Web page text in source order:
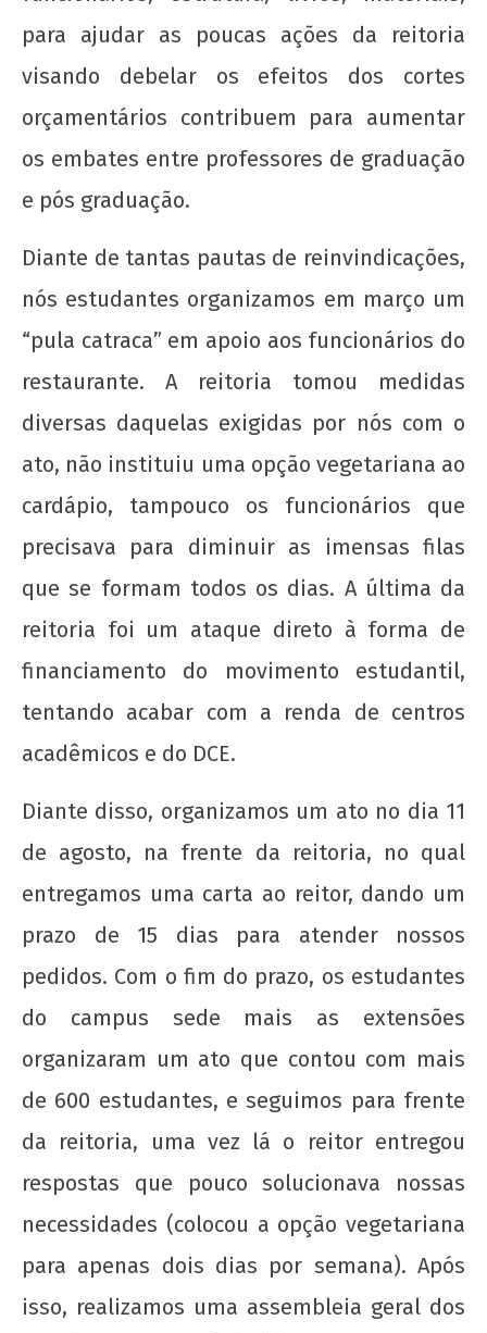
wp-
admin
para ajudar as poucas ações da reitoria
visando debelar os efeitos dos cortes
orçamentários contribuem para aumentar
os embates entre professores de graduação
e pós graduação.
Diante de tantas pautas de reinvindicações,
nós estudantes organizamos em março um
“pula catraca” em apoio aos funcionários do
restaurante. A reitoria tomou medidas
diversas daquelas exigidas por nós com o
ato, não instituiu uma opção vegetariana ao
cardápio, tampouco os funcionários que
precisava para diminuir as imensas filas
que se formam todos os dias. A última da
reitoria foi um ataque direto à forma de
financiamento do movimento estudantil,
tentando acabar com a renda de centros
acadêmicos e do DCE.
Diante disso, organizamos um ato no dia 11
de agosto, na frente da reitoria, no qual
entregamos uma carta ao reitor, dando um
prazo de 15 dias para atender nossos
pedidos. Com o fim do prazo, os estudantes
do campus sede mais as extensões
organizaram um ato que contou com mais
de 600 estudantes, e seguimos para frente
da reitoria, uma vez lá o reitor entregou
respostas que pouco solucionava nossas
necessidades (colocou a opção vegetariana
para apenas dois dias por semana). Após
isso, realizamos uma assembleia geral dos